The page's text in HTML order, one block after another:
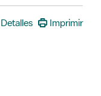
Detalles Imprimir